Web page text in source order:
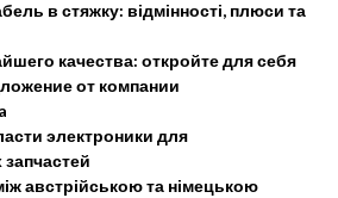
в стяжку: відмінності, плюси та
качества: откройте для себя
от компании
электроники для
австрійською та німецькою